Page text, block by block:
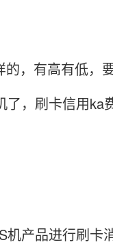
，有高有低，
，刷卡信用
产品进行刷